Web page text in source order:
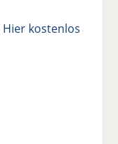
Hier kostenlos